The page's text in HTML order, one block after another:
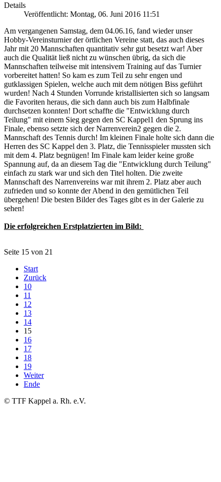
Details
Veröffentlicht: Montag, 06. Juni 2016 11:51
Am vergangenen Samstag, dem 04.06.16, fand wieder unser
Hobby-Vereinsturnier der örtlichen Vereine statt, das auch dieses
Jahr mit 20 Mannschaften quantitativ sehr gut besetzt war! Aber
auch die Qualität ließ nicht zu wünschen übrig, da sich die
Mannschaften teilweise mit intensivem Training auf das Turnier
vorbereitet hatten! So kam es zum Teil zu sehr engen und
gutklassigen Spielen, welche auch mit dem nötigen Biss geführt
wurden! Nach 4 Stunden Vorrunde kristallisierten sich so langsam
die Favoriten heraus, die sich dann auch bis zum Halbfinale
durchsetzen konnten! Dort schaffte die "Entwicklung durch
Teilung" mit einem Sieg gegen den SC Kappel1 den Sprung ins
Finale, ebenso setzte sich der Narrenverein2 gegen die 2.
Mannschaft des Tennis durch! Im kleinen Finale holte sich dann die
Herren des SC Kappel den 3. Platz, die Tennisspieler mussten sich
mit dem 4. Platz begnügen! Im Finale kam leider keine große
Spannung auf, da an diesem Tag die "Entwicklung durch Teilung"
einfach zu stark war und sich den Titel holten. Die zweite
Mannschaft des Narrenvereins war mit ihrem 2. Platz aber auch
zufrieden und so konnte der Abend in den gemütlichen Teil
übergehen! Die besten Bilder des Tages gibt es in der Galerie zu
sehen!
Die erfolgreichen Erstplatzierten im Bild:
Seite 15 von 21
Start
Zurück
10
11
12
13
14
15
16
17
18
19
Weiter
Ende
© TTF Kappel a. Rh. e.V.